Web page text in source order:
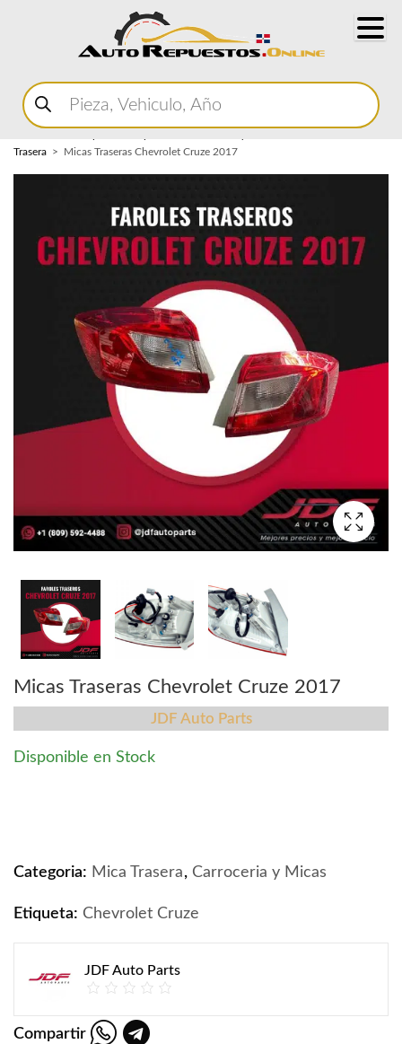
Buscar
productos
Trasera
Micas Traseras Chevrolet Cruze 2017
Micas Traseras Chevrolet Cruze 2017
JDF Auto Parts
Disponible en Stock
Categoria: Mica Trasera, Carroceria y Micas
Etiqueta: Chevrolet Cruze
JDF Auto Parts
Compartir